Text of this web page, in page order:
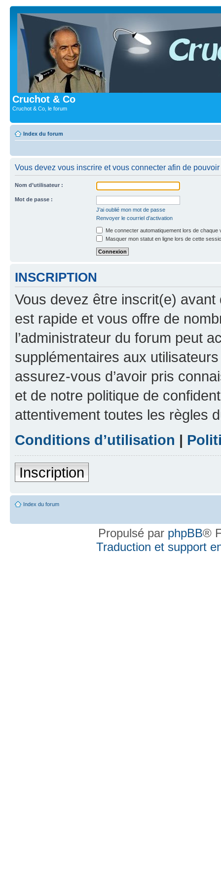
Cruchot & Co
Cruchot & Co, le forum
Index du forum
Vous devez vous inscrire et vous connecter afin de
Nom d’utilisateur :
Mot de passe :
J’ai oublié mon mot de passe
Renvoyer le courriel d’activation
Me connecter automatiquement lors de chaque
Masquer mon statut en ligne lors de cette
INSCRIPTION
Vous devez être inscrit(e) avant
est rapide et vous offre de
l’administrateur du forum peut
supplémentaires aux
assurez-vous d’avoir pris
et de notre politique de
attentivement toutes les règles
Conditions d’utilisation |
Inscription
Index du forum
Propulsé par phpBB®
Traduction et support